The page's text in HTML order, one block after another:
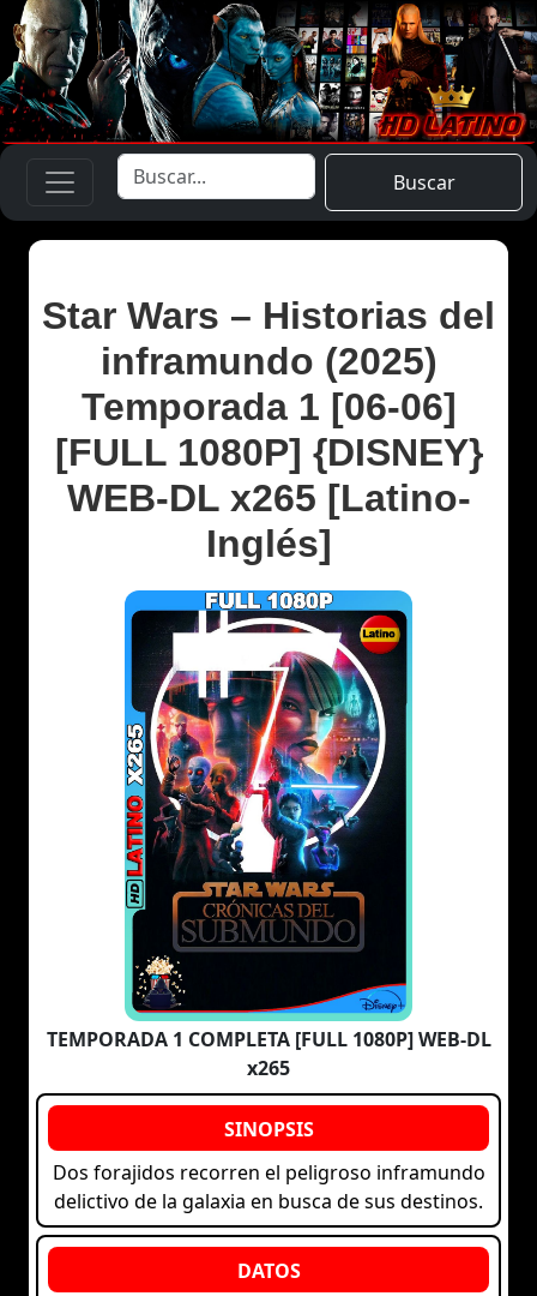
Buscar
Star Wars – Historias del
inframundo (2025)
Temporada 1 [06-06]
[FULL 1080P] {DISNEY}
WEB-DL x265 [Latino-
Inglés]
TEMPORADA 1 COMPLETA [FULL 1080P] WEB-DL
x265
Dos forajidos recorren el peligroso inframundo
delictivo de la galaxia en busca de sus destinos.